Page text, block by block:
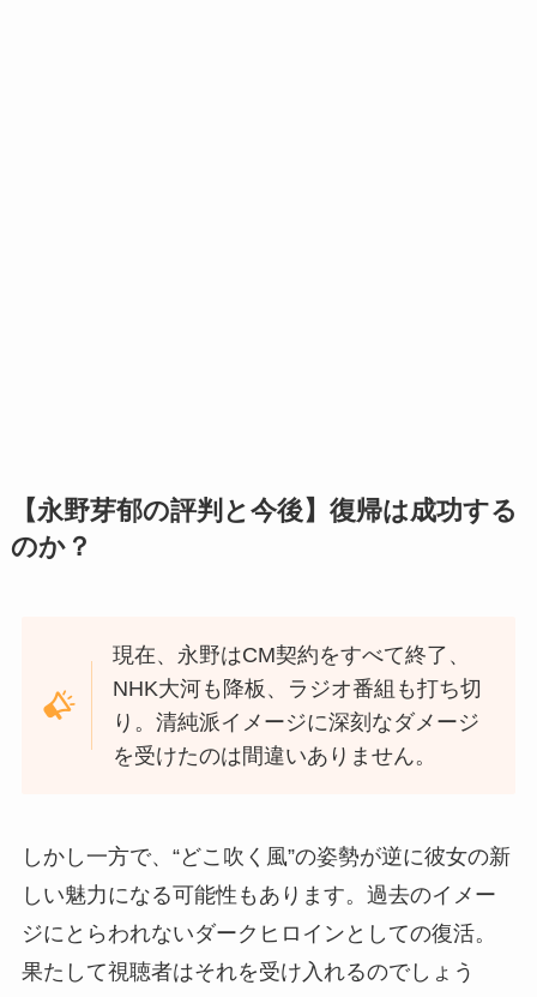
【永野芽郁の評判と今後】復帰は成功する
のか？
現在、永野はCM契約をすべて終了、
NHK大河も降板、ラジオ番組も打ち切
り。清純派イメージに深刻なダメージ
を受けたのは間違いありません。
しかし一方で、“どこ吹く風”の姿勢が逆に彼女の新
しい魅力になる可能性もあります。過去のイメー
ジにとらわれないダークヒロインとしての復活。
果たして視聴者はそれを受け入れるのでしょう